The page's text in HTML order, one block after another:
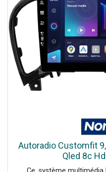
une qualité audio
rapide ,et stabilité
applications ouvertes-
stockage généreux
préférésProfitez d’un
intuitif, conçu pour
Autoradio Customfit
Qled 8c